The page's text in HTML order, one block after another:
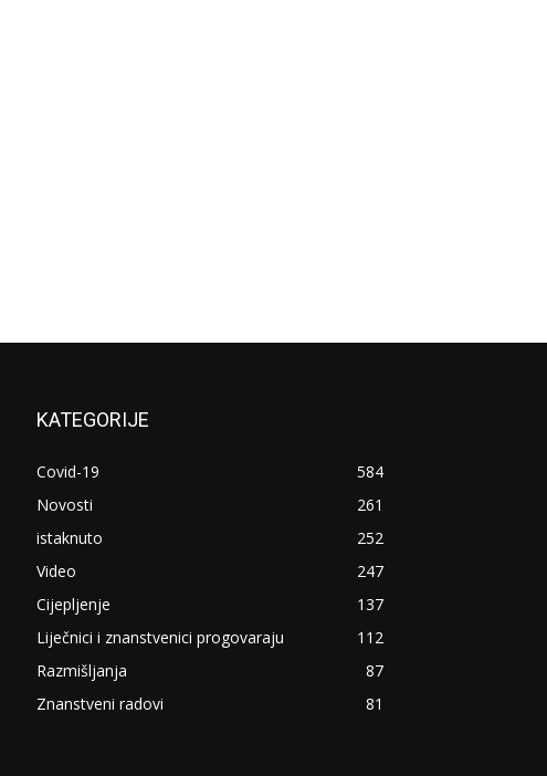
KATEGORIJE
Covid-19
584
Novosti
261
istaknuto
252
Video
247
Cijepljenje
137
Liječnici i znanstvenici progovaraju
112
Razmišljanja
87
Znanstveni radovi
81